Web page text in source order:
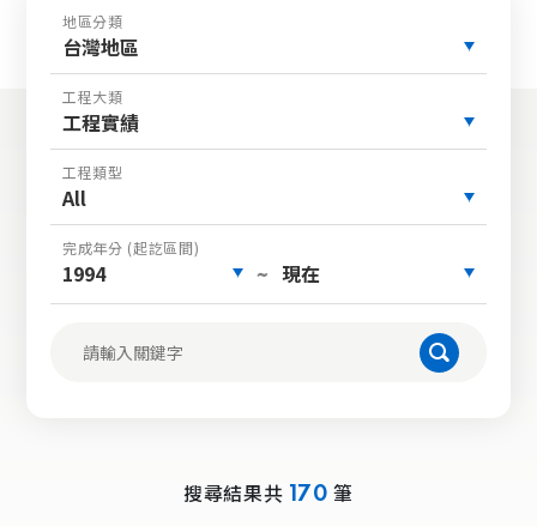
地區分類
台灣地區
工程大類
工程實績
工程類型
All
完成年分 (起訖區間)
1994 ~ 現在
搜尋結果共 170 筆